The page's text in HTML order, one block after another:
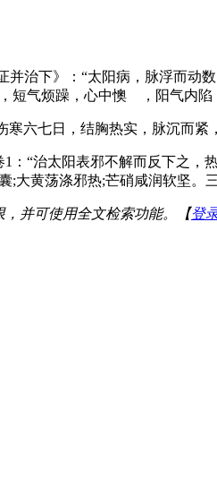
并治下》：“太阳病，脉浮而
短气烦躁，心中懊 ，阳气内陷
寒六七日，结胸热实，脉沉而
：“治太阳表邪不解而反下之
;大黄荡涤邪热;芒硝咸润软坚。
并可使用全文检索功能。【登